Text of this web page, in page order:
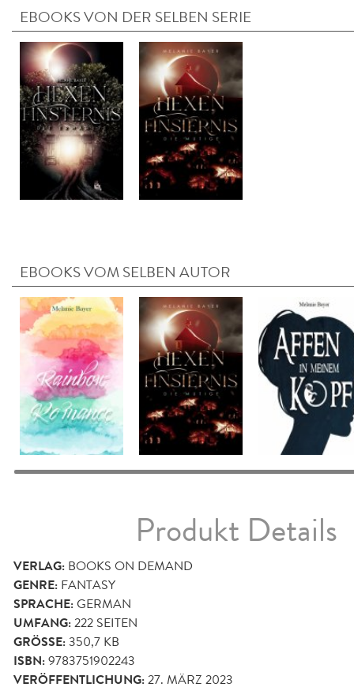
EBOOKS VON DER SELBEN SERIE
EBOOKS VOM SELBEN AUTOR
Produkt Details
VERLAG: BOOKS ON DEMAND
GENRE: FANTASY
SPRACHE:GERMAN
UMFANG:222 SEITEN
GRÖSSE: 350,7 KB
ISBN:9783751902243
VERÖFFENTLICHUNG:27. MÄRZ 2023